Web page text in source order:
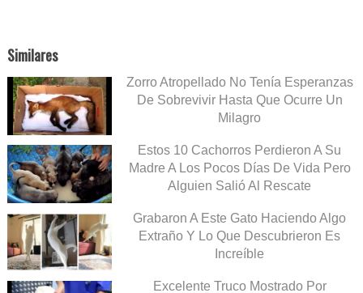
Similares
Zorro Atropellado No Tenía Esperanzas
De Sobrevivir Hasta Que Ocurre Un
Milagro
Estos 10 Cachorros Perdieron A Su
Madre A Los Pocos Días De Vida Pero
Alguien Salió Al Rescate
Grabaron A Este Gato Haciendo Algo
Extraño Y Lo Que Descubrieron Es
Increíble
Excelente Truco Mostrado Por